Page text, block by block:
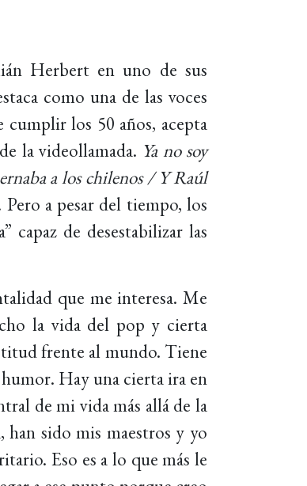
Herbert en uno de sus
como una de las voces
cumplir los 50 años, acepta
la videollamada. Ya no soy
a los chilenos / Y Raúl
a pesar del tiempo, los
capaz de desestabilizar las
que me interesa. Me
la vida del pop y cierta
frente al mundo. Tiene
Hay una cierta ira en
de mi vida más allá de la
han sido mis maestros y yo
Eso es a lo que más le